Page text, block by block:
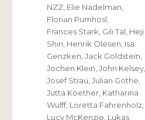
NZZ Elie Nadelman
Florian Pumhösl
Frances Stark Gili Tal Heji
Shin Henrik Olesen Isa
Genzken ,Jack Goldstein
Jochen Klein ,John Kelsey
Josef Strau ,Julian Göthe
Jutta Koether Katharina
Wulff, Loretta Fahrenholz
Lucy McKenzie Lukas